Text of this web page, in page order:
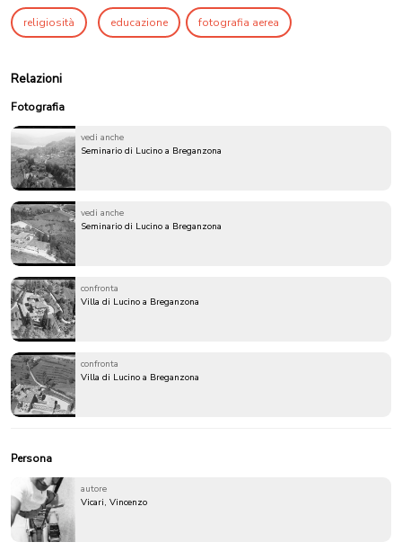
religiosità educazione fotografia aerea
Relazioni
Fotografia
vedi anche
Seminario di Lucino a Breganzona
vedi anche
Seminario di Lucino a Breganzona
confronta
Villa di Lucino a Breganzona
confronta
Villa di Lucino a Breganzona
Persona
autore
Vicari, Vincenzo